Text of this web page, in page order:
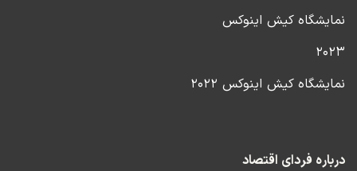
نمایشگاه کیش اینوکس
۲۰۲۳
نمایشگاه کیش اینوکس ۲۰۲۲
درباره فردای اقتصاد